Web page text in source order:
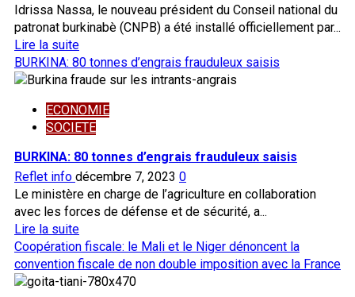
Idrissa Nassa, le nouveau président du Conseil national du
patronat burkinabè (CNPB) a été installé officiellement par...
Lire la suiteEn
savoir
plus
ECONOMIE
PROSPERE:
le
capitaine
Traoré
invite
le
patronat
burkinabè
à
une
BURKINA: 80 tonnes d’engrais frauduleux saisis
ECONOMIE
SOCIETE
BURKINA: 80 tonnes d’engrais frauduleux saisis
Reflet info décembre 7, 2023 0
Le ministère en charge de l’agriculture en collaboration
avec les forces de défense et de sécurité, a...
Lire la suiteEn
savoir
plus
sur
Coopération fiscale: le Mali et le Niger dénoncent la
convention fiscale de non double imposition avec la France